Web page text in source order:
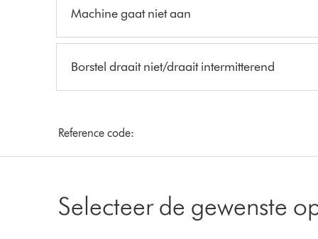
Machine gaat niet aan
Borstel draait niet/draait intermitterend
Reference code:
Selecteer de gewenste